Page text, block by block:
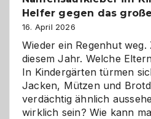
Helfer gegen das
16. April 2026
Wieder ein Regenhut
diesem Jahr. Welche
In Kindergärten türmen
Jacken, Mützen und
verdächtig ähnlich
wirklich sein? Wie kann